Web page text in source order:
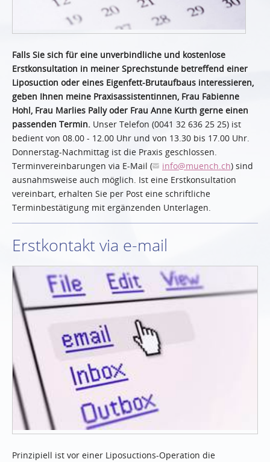
Falls Sie sich für eine unverbindliche und kostenlose
Erstkonsultation in meiner Sprechstunde betreffend einer
Liposuction oder eines Eigenfett-Brutaufbaus interessieren,
geben Ihnen meine Praxisassistentinnen, Frau Fabienne
Hohl, Frau Marlies Pally oder Frau Anne Kurth gerne einen
passenden Termin. Unser Telefon (0041 32 636 25 25) ist
bedient von 08.00 - 12.00 Uhr und von 13.30 bis 17.00 Uhr.
Donnerstag-Nachmittag ist die Praxis geschlossen.
Terminvereinbarungen via E-Mail (
info@muench.ch) sind
ausnahmsweise auch möglich. Ist eine Erstkonsultation
vereinbart, erhalten Sie per Post eine schriftliche
Terminbestätigung mit ergänzenden Unterlagen.
Erstkontakt via e-mail
Prinzipiell ist vor einer Liposuctions-Operation die